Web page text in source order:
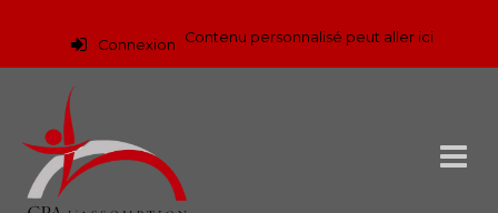
Connexion Contenu personnalisé peut aller ici